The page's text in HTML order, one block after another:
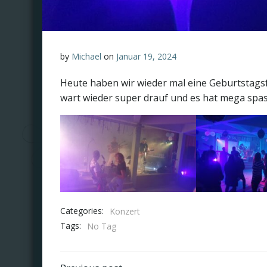
by Michael on Januar 19, 2024
Heute haben wir wieder mal eine
wart wieder super drauf und es hat mega
Categories:
Konzert
Tags:
No Tag